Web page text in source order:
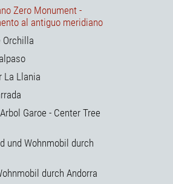
Zero Monument -
al antiguo meridiano
Orchilla
La Llania
Garoe - Center Tree
und Wohnmobil durch
durch Andorra